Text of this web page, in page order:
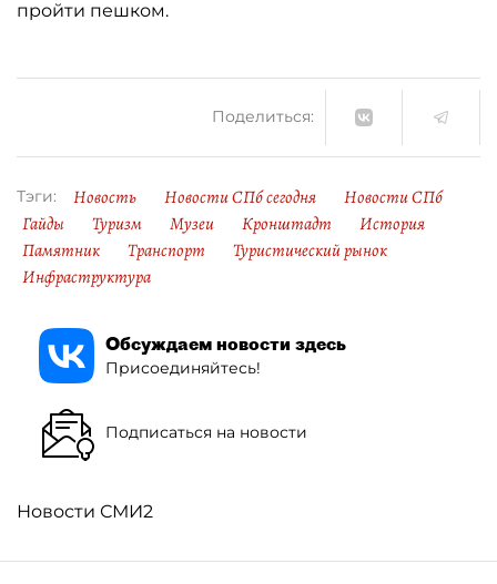
пройти пешком.
Поделиться:
Тэги: Новость Новости СПб сегодня
Новости СПб
Гайды
Туризм Музеи Кронштадт
История
Памятник
Транспорт
Туристический рынок
Инфраструктура
Обсуждаем новости здесь
Присоединяйтесь!
Подписаться на новости
Новости СМИ2